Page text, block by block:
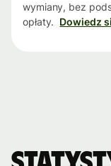
wymiany, bez
opłaty. Dowiedz